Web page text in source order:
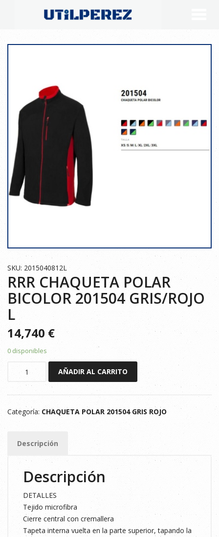
SKU: 2015040812L
RRR CHAQUETA POLAR
BICOLOR 201504 GRIS/ROJO
L
14,740€
0 disponibles
201504
cantidad
AÑADIR AL CARRITO
Categoría: CHAQUETA POLAR 201504 GRIS ROJO
Descripción
Descripción
DETALLES
Tejido microfibra
Cierre central con cremallera
Tapeta interna vuelta en la parte superior, tapando la